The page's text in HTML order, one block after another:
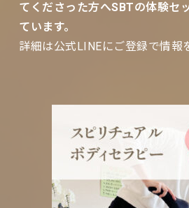
てくださった方へSBTの体験セ
ています。
詳細は公式LINEにご登録で情報